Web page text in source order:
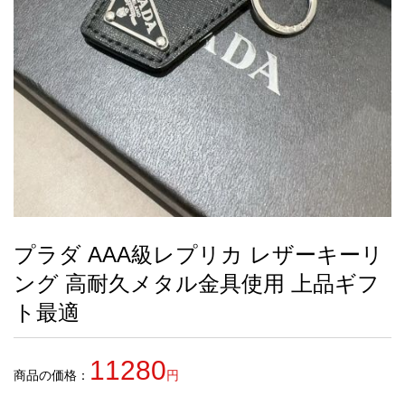
管
理
せ
2026人気特集
バッグ
財布
時計
服
ズボン
衣装セット
靴
住まい用品
アクセサリー
ベルト
スカーフ
ース
小物
お
す
す
め
商
プラダ AAA級レプリカ レザーキーリ
ング 高耐久メタル金具使用 上品ギフ
ト最適
商品の価格： 11280円